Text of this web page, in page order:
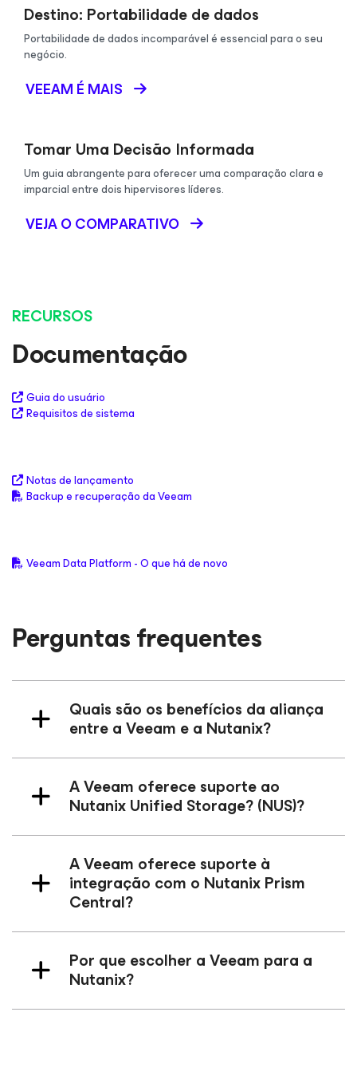
Destino: Portabilidade de dados
Portabilidade de dados incomparável é essencial para o seu
negócio.
VEEAM É MAIS
Tomar Uma Decisão Informada
Um guia abrangente para oferecer uma comparação clara e
imparcial entre dois hipervisores líderes.
VEJA O COMPARATIVO
RECURSOS
Documentação
Guia do usuário
Requisitos de sistema
Notas de lançamento
Backup e recuperação da Veeam
Veeam Data Platform - O que há de novo
Perguntas frequentes
Quais são os benefícios da aliança
entre a Veeam e a Nutanix?
A Veeam oferece suporte ao
Nutanix Unified Storage? (NUS)?
A Veeam oferece suporte à
integração com o Nutanix Prism
Central?
Por que escolher a Veeam para a
Nutanix?